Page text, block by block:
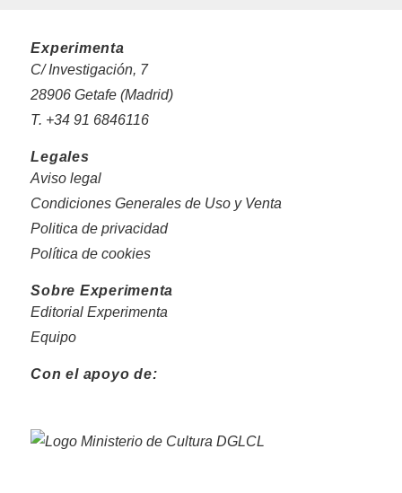
Experimenta
C/ Investigación, 7
28906 Getafe (Madrid)
T. +34 91 6846116
Legales
Aviso legal
Condiciones Generales de Uso y Venta
Politica de privacidad
Política de cookies
Sobre Experimenta
Editorial Experimenta
Equipo
Con el apoyo de: